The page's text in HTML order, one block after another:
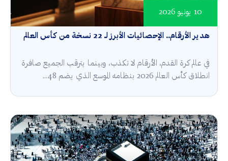
هدير الأرقام.. الإحصائيات الأبرز لـ 22 نسخة من كأس العالم
10 يونيو 2026
في عالم كرة القدم، الأرقام لا تكذب، وبينما يترقب الجميع صافرة
انطلاق كأس العالم 2026 بنظامه الموسع الذي يضم 48...